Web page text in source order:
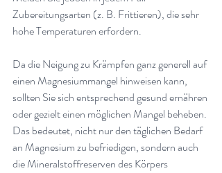
Zubereitungsarten (z. B. Frittieren), die sehr
hohe Temperaturen erfordern.
Da die Neigung zu Krämpfen ganz generell auf
einen Magnesiummangel hinweisen kann,
sollten Sie sich entsprechend gesund ernähren
oder gezielt einen möglichen Mangel beheben.
Das bedeutet, nicht nur den täglichen Bedarf
an Magnesium zu befriedigen, sondern auch
die Mineralstoffreserven des Körpers